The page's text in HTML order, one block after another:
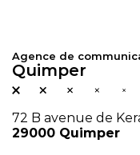
Agence de
Quimper
72 B avenue de
29000 Quimper